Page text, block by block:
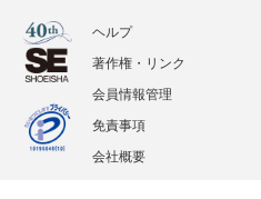
ヘルプ
著作権・リンク
会員情報管理
免責事項
会社概要